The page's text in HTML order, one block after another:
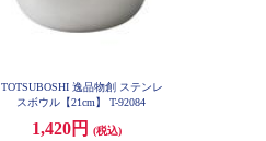
TOTSUBOSHI 逸品物創 ステンレ
スボウル【21cm】 T-92084
1,420円
(税込)